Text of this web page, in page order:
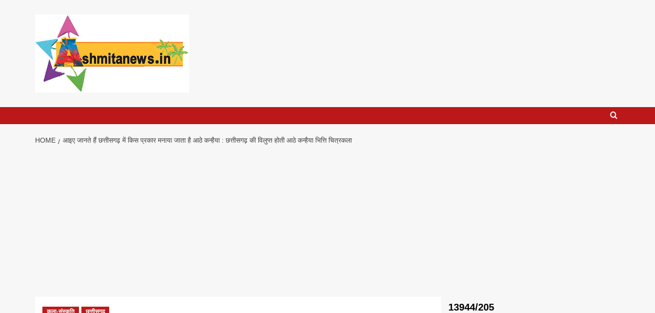
HOME आइए जानते हैं छत्तीसगढ़ में किस प्रकार मनाया जाता है आठे कन्हैया : छत्तीसगढ़ की विलुप्त होती आठे कन्हैया भित्ति चित्रकला
कला-संस्कृति छत्तीसगढ़ 13944/205